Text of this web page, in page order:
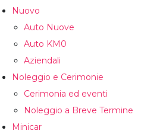
Nuovo
Auto Nuove
Auto KM0
Aziendali
Noleggio e Cerimonie
Cerimonia ed eventi
Noleggio a Breve Termine
Minicar